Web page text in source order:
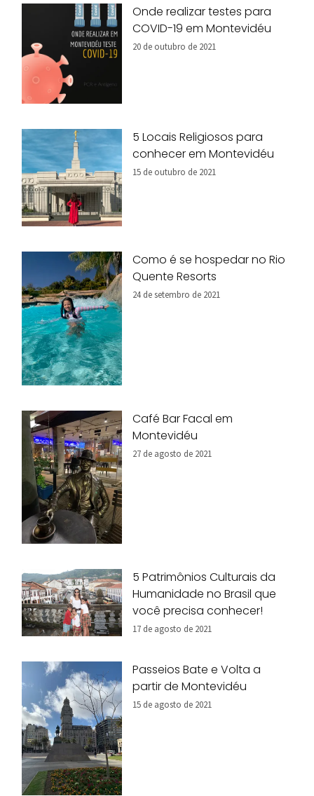
Onde realizar testes para
COVID-19 em Montevidéu
20 de outubro de 2021
5 Locais Religiosos para
conhecer em Montevidéu
15 de outubro de 2021
Como é se hospedar no Rio
Quente Resorts
24 de setembro de 2021
Café Bar Facal em
Montevidéu
27 de agosto de 2021
5 Patrimônios Culturais da
Humanidade no Brasil que
você precisa conhecer!
17 de agosto de 2021
Passeios Bate e Volta a
partir de Montevidéu
15 de agosto de 2021